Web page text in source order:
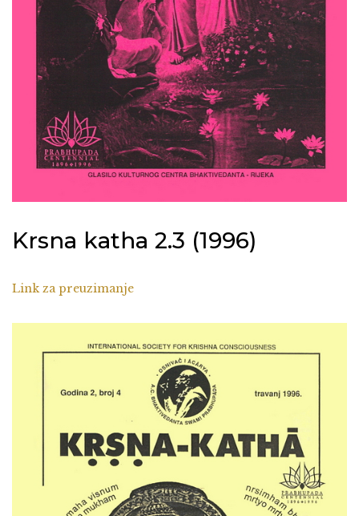
Krsna katha 2.3 (1996)
Link za preuzimanje